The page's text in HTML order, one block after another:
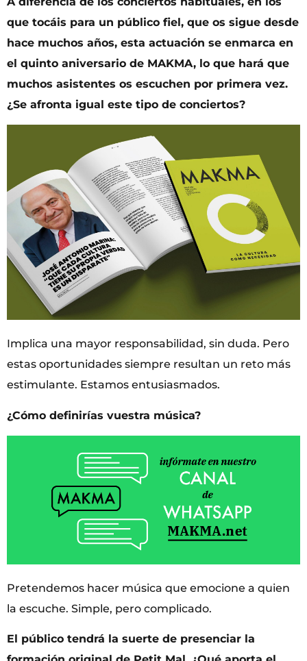
que tocáis para un público fiel, que os sigue desde
hace muchos años, esta actuación se enmarca en
el quinto aniversario de MAKMA, lo que hará que
muchos asistentes os escuchen por primera vez.
¿Se afronta igual este tipo de conciertos?
Implica una mayor responsabilidad, sin duda. Pero
estas oportunidades siempre resultan un reto más
estimulante. Estamos entusiasmados.
¿Cómo definirías vuestra música?
Pretendemos hacer música que emocione a quien
la escuche. Simple, pero complicado.
El público tendrá la suerte de presenciar la